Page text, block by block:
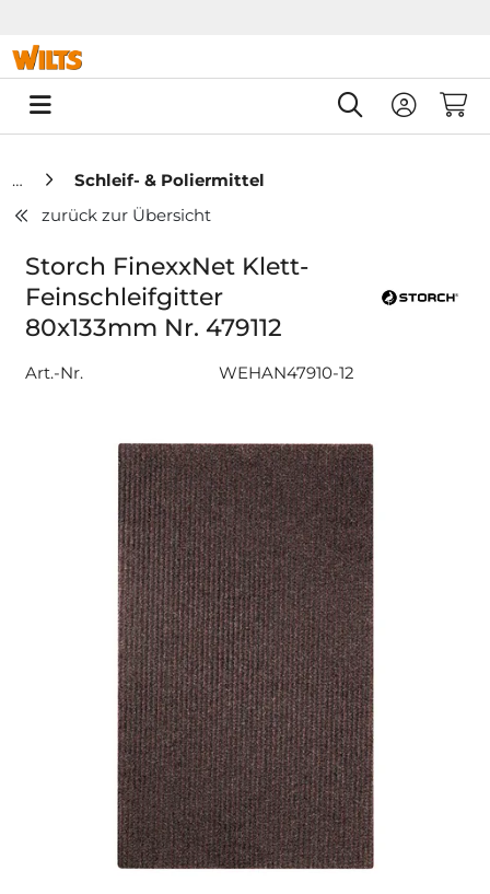
0
Schleif- & Poliermittel
zurück zur Übersicht
Storch FinexxNet Klett-
Feinschleifgitter
80x133mm Nr. 479112
Art.-Nr. WEHAN47910-12